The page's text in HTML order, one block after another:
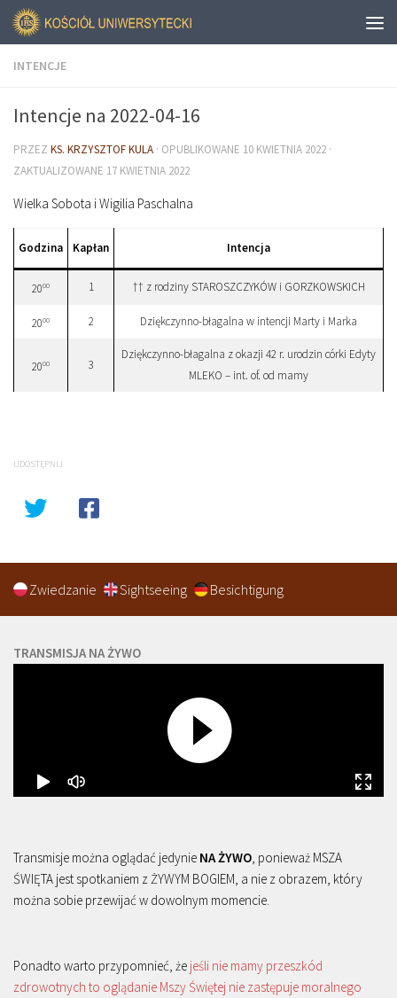
INTENCJE
Intencje na 2022-04-16
PRZEZ KS. KRZYSZTOF KULA · OPUBLIKOWANE 10 KWIETNIA 2022 ·
ZAKTUALIZOWANE 17 KWIETNIA 2022
Wielka Sobota i Wigilia Paschalna
Godzina Kapłan Intencja
2000 1 †† z rodziny STAROSZCZYKÓW i GORZKOWSKICH
2000 2 Dziękczynno-błagalna w intencji Marty i Marka
2000 3
Dziękczynno-błagalna z okazji 42 r. urodzin córki Edyty
MLEKO – int. of. od mamy
UDOSTĘPNIJ
Zwiedzanie Sightseeing Besichtigung
TRANSMISJA NA ŻYWO
Transmisje można oglądać jedynie NA ŻYWO , ponieważ MSZA
ŚWIĘTA jest spotkaniem z ŻYWYM BOGIEM, a nie z obrazem, który
można sobie przewijać w dowolnym momencie.
Ponadto warto przypomnieć, że jeśli nie mamy przeszkód
zdrowotnych to oglądanie Mszy Świętej nie zastępuje moralnego